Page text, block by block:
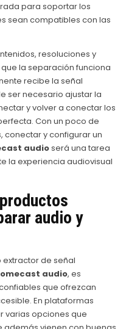
para soportar los
sean compatibles con las
resoluciones y
la separación funciona
recibe la señal
ser necesario ajustar la
y volver a conectar los
Con un poco de
conectar y configurar un
audioserá una tarea
la experiencia audiovisual
audio y
extractor de señal
audio, es
que ofrezcan
En plataformas
varias opciones que